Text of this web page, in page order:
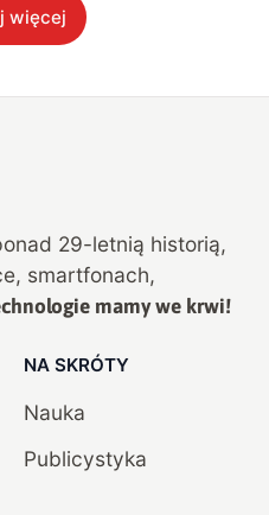
więcej
29-letnią historią,
smartfonach,
mamy we krwi!
NA SKRÓTY
Nauka
Publicystyka